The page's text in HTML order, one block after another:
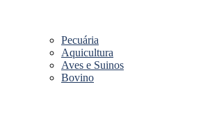
Pecuária
Aquicultura
Aves e Suinos
Bovino